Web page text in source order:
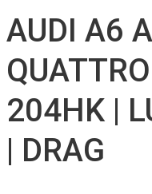
AUDI A6
204HK |
| DRAG